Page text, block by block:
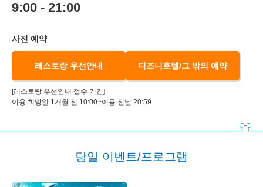
9:00 - 21:00
사전 예약
레스토랑 우선안내 디즈니호텔/그 밖의 예약
[레스토랑 우선안내 접수 기간]
이용 희망일 1개월 전 10:00~이용 전날 20:59
당일 이벤트/프로그램